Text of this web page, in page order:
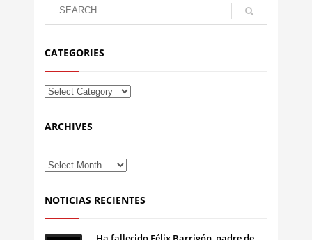
CATEGORIES
ARCHIVES
NOTICIAS RECIENTES